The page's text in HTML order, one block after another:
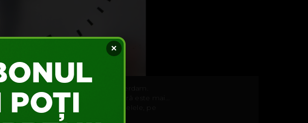
×
2, în aeroportul Schiphol din Amsterdam.
lor apropo de brand-ul de țară este mai...
de vânt, saboții de lemn și lalelele, pe
să creeze un altfel de ceas.